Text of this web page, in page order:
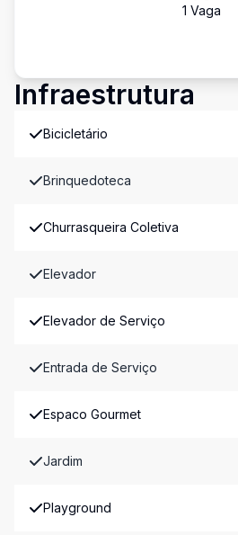
1 Vaga
Infraestrutura
Bicicletário
Brinquedoteca
Churrasqueira Coletiva
Elevador
Elevador de Serviço
Entrada de Serviço
Espaco Gourmet
Jardim
Playground